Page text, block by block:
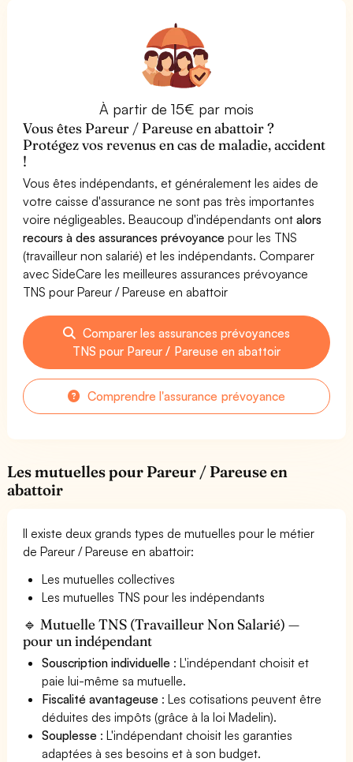
À partir de 15€ par mois
Vous êtes Pareur / Pareuse en abattoir ?
Protégez vos revenus en cas de maladie, accident
!
Vous êtes indépendants, et généralement les aides de
votre caisse d'assurance ne sont pas très importantes
voire négligeables. Beaucoup d'indépendants ontalors
recours à des assurances prévoyance pour les TNS
(travailleur non salarié) et les indépendants. Comparer
avec SideCare les meilleures assurances prévoyance
TNS pour Pareur / Pareuse en abattoir
Comparer les assurances prévoyances
TNS pour Pareur / Pareuse en abattoir
Comprendre l'assurance prévoyance
Les mutuelles pour Pareur / Pareuse en
abattoir
Il existe deux grands types de mutuelles pour le métier
de Pareur / Pareuse en abattoir:
Les mutuelles collectives
Les mutuelles TNS pour les indépendants
🔹 Mutuelle TNS (Travailleur Non Salarié) —
pour un indépendant
Souscription individuelle : L'indépendant choisit et
paie lui-même sa mutuelle.
Fiscalité avantageuse : Les cotisations peuvent être
déduites des impôts (grâce à la loi Madelin).
Souplesse : L'indépendant choisit les garanties
adaptées à ses besoins et à son budget.